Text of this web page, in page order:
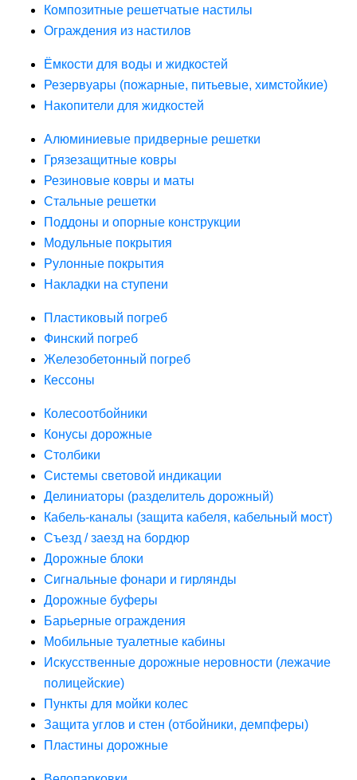
Композитные решетчатые настилы
Ограждения из настилов
Ёмкости для воды и жидкостей
Резервуары (пожарные, питьевые, химстойкие)
Накопители для жидкостей
Алюминиевые придверные решетки
Грязезащитные ковры
Резиновые ковры и маты
Стальные решетки
Поддоны и опорные конструкции
Модульные покрытия
Рулонные покрытия
Накладки на ступени
Пластиковый погреб
Финский погреб
Железобетонный погреб
Кессоны
Колесоотбойники
Конусы дорожные
Столбики
Системы световой индикации
Делиниаторы (разделитель дорожный)
Кабель-каналы (защита кабеля, кабельный мост)
Съезд / заезд на бордюр
Дорожные блоки
Сигнальные фонари и гирлянды
Дорожные буферы
Барьерные ограждения
Мобильные туалетные кабины
Искусственные дорожные неровности (лежачие
полицейские)
Пункты для мойки колес
Защита углов и стен (отбойники, демпферы)
Пластины дорожные